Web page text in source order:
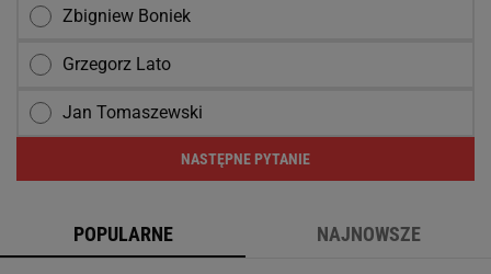
Zbigniew Boniek
Grzegorz Lato
Jan Tomaszewski
NASTĘPNE PYTANIE
POPULARNE NAJNOWSZE